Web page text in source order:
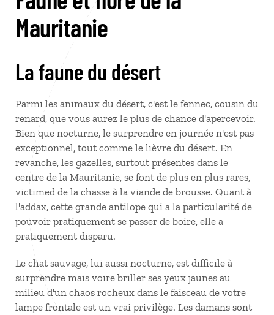
Mauritanie
La faune du désert
Parmi les animaux du désert, c'est le fennec, cousin du
renard, que vous aurez le plus de chance d'apercevoir.
Bien que nocturne, le surprendre en journée n'est pas
exceptionnel, tout comme le lièvre du désert. En
revanche, les gazelles, surtout présentes dans le
centre de la Mauritanie, se font de plus en plus rares,
victimed de la chasse à la viande de brousse. Quant à
l'addax, cette grande antilope qui a la particularité de
pouvoir pratiquement se passer de boire, elle a
pratiquement disparu.
Le chat sauvage, lui aussi nocturne, est difficile à
surprendre mais voire briller ses yeux jaunes au
milieu d'un chaos rocheux dans le faisceau de votre
lampe frontale est un vrai privilège. Les damans sont